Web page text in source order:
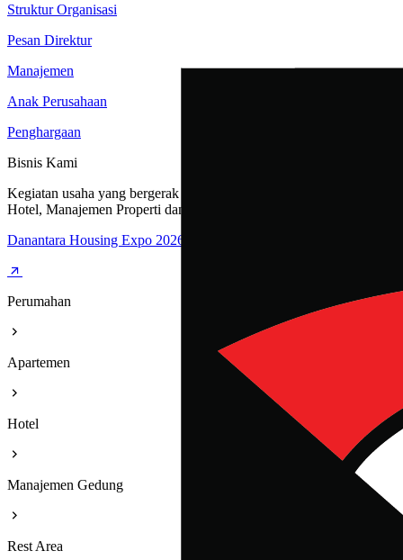
Struktur Organisasi
Pesan Direktur
Manajemen
Anak Perusahaan
Penghargaan
Bisnis Kami
Kegiatan usaha yang bergerak dibidang Perumahan, Apartemen,
Hotel, Manajemen Properti dan Rest Area
Danantara Housing Expo 2026
Perumahan
Apartemen
Hotel
Manajemen Gedung
Rest Area